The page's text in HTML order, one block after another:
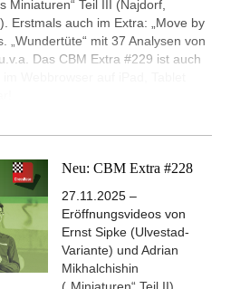
Miniaturen“ Teil III (Najdorf,
Erstmals auch im Extra: „Move by
„Wundertüte“ mit 37 Analysen von
Das CBM Extra #229 ist auch
Neu: CBM Extra #228
27.11.2025 –
Eröffnungsvideos von
Ernst Sipke (Ulvestad-
Variante) und Adrian
Mikhalchishin